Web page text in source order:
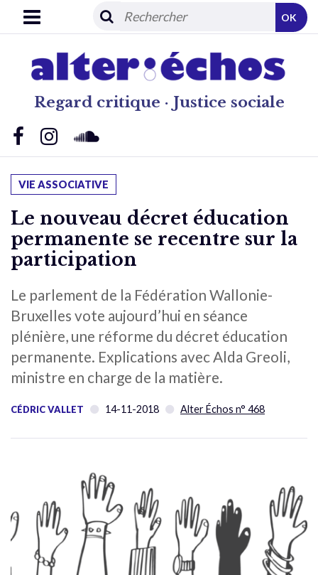
Regard critique · Justice sociale
OK
VIE ASSOCIATIVE
Le nouveau décret éducation
permanente se recentre sur la
participation
Le parlement de la Fédération Wallonie-
Bruxelles vote aujourd’hui en séance
plénière, une réforme du décret éducation
permanente. Explications avec Alda Greoli,
ministre en charge de la matière.
CÉDRIC VALLET 14-11-2018 Alter Échos n° 468